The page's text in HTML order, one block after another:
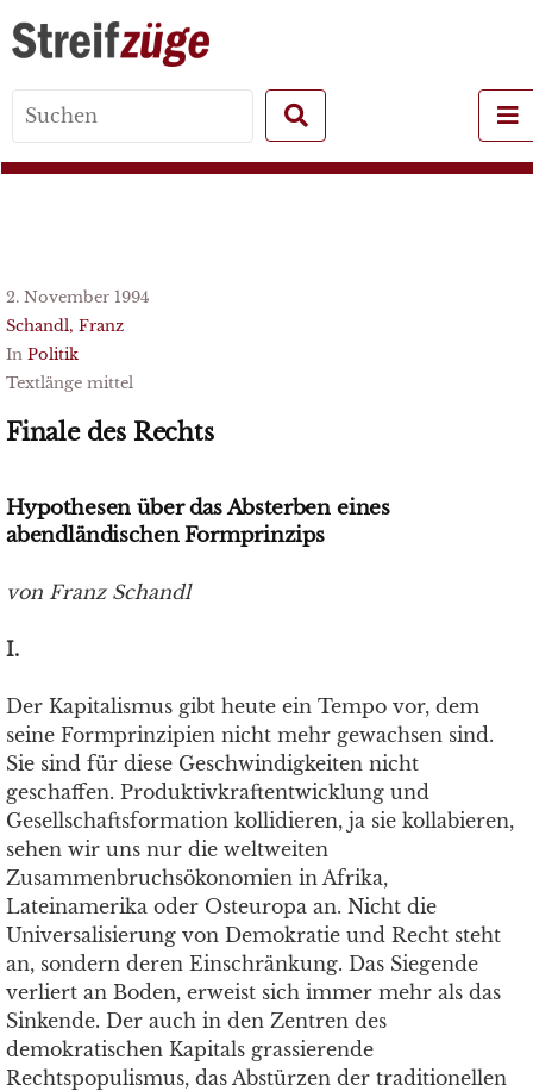
for:
2. November 1994
Schandl, Franz
In Politik
Textlänge mittel
Finale des Rechts
Hypothesen über das Absterben eines
abendländischen Formprinzips
von Franz Schandl
I.
Der Kapitalismus gibt heute ein Tempo vor, dem
seine Formprinzipien nicht mehr gewachsen sind.
Sie sind für diese Geschwindigkeiten nicht
geschaffen. Produktivkraftentwicklung und
Gesellschaftsformation kollidieren, ja sie kollabieren,
sehen wir uns nur die weltweiten
Zusammenbruchsökonomien in Afrika,
Lateinamerika oder Osteuropa an. Nicht die
Universalisierung von Demokratie und Recht steht
an, sondern deren Einschränkung. Das Siegende
verliert an Boden, erweist sich immer mehr als das
Sinkende. Der auch in den Zentren des
demokratischen Kapitals grassierende
Rechtspopulismus, das Abstürzen der traditionellen